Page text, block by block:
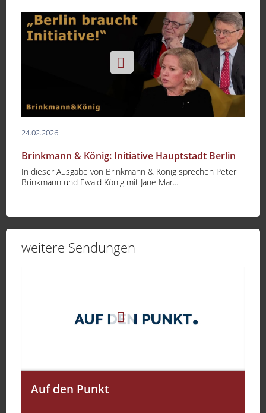
24.02.2026
Brinkmann & König: Initiative Hauptstadt Berlin
In dieser Ausgabe von Brinkmann & König sprechen Peter
Brinkmann und Ewald König mit Jane Mar...
weitere Sendungen
Auf den Punkt